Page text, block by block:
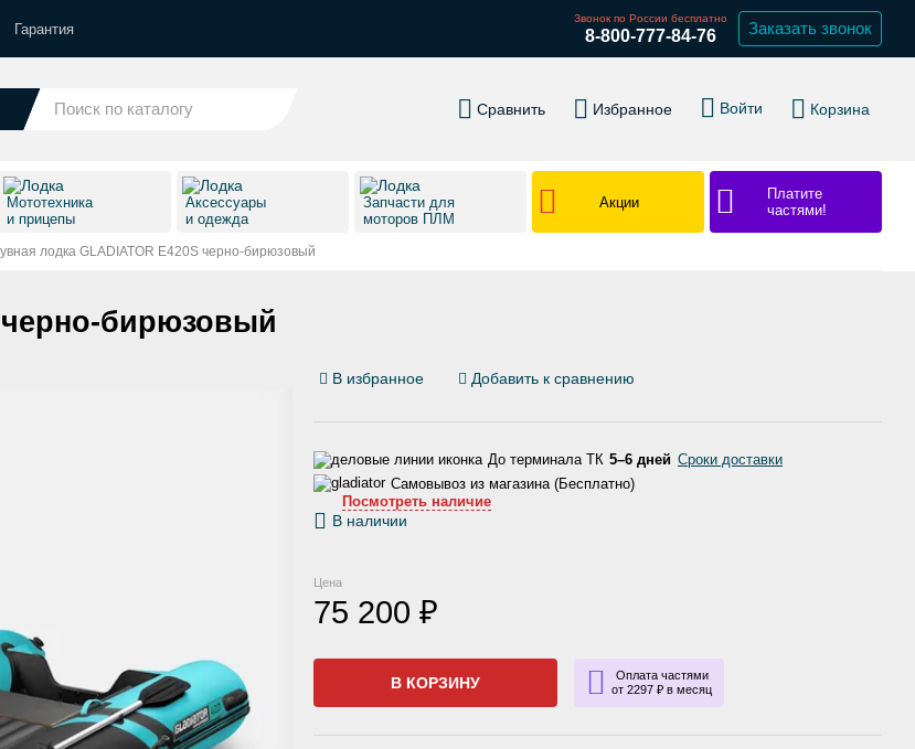
Гарантия
Звонок по России бесплатно
8-800-777-84-76 Заказать звонок
Сравнить Избранное Войти Корзина
Мототехника
и прицепы
Аксессуары
и одежда
Запчасти для
моторов ПЛМ
Акции
Платите
частями!
лодка GLADIATOR E420S черно-бирюзовый
черно-бирюзовый
В избранное Добавить к сравнению
До терминала ТК 5–6 дней Сроки доставки
Самовывоз из магазина (Бесплатно)
Посмотреть наличие
В наличии
Цена
75 200 ₽
В КОРЗИНУ
Оплата частями
от 2297 ₽ в месяц